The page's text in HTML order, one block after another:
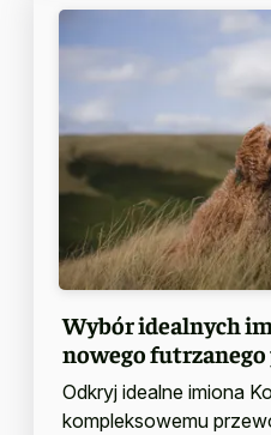
Wybór idealnych
nowego
Odkryj idealne imiona
kompleksowemu